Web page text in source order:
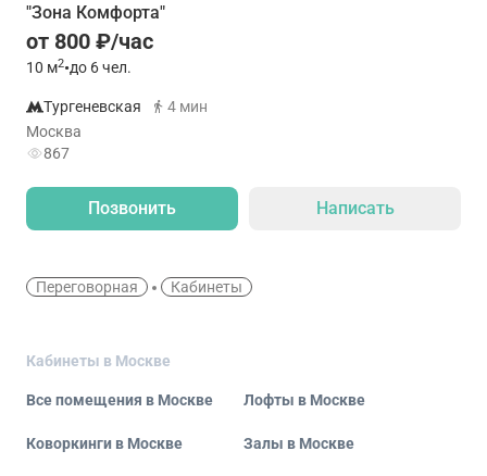
"Зона Комфорта"
от 800 ₽/час
10 м2•до 6 чел.
Тургеневская
4 мин
Москва
867
Позвонить Написать
Переговорная Кабинеты
Кабинеты в Москве
Все помещения в Москве Лофты в Москве
Коворкинги в Москве Залы в Москве